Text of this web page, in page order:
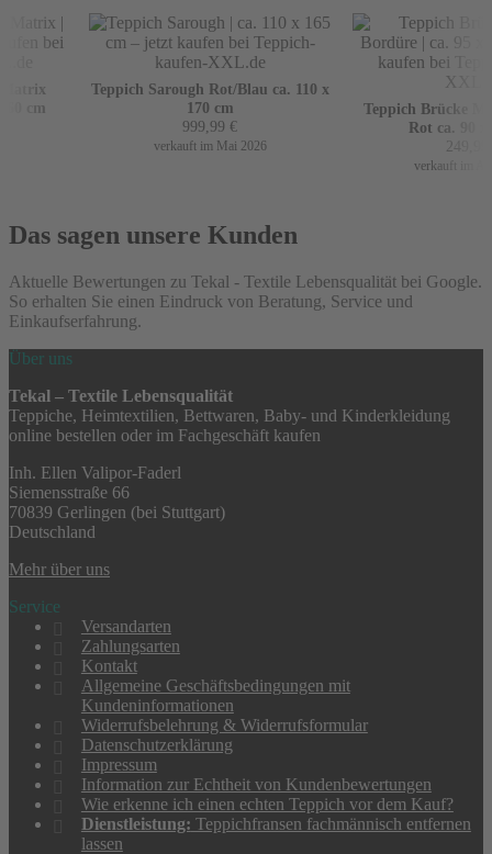
Teppich Sarough Rot/Blau ca. 110 x
170 cm
999,99€
verkauft im Mai 2026
Teppich Brücke
Rot ca. 90 x
249,99
verkauft im
Das sagen unsere Kunden
Aktuelle Bewertungen zu Tekal - Textile Lebensqualität bei Google.
So erhalten Sie einen Eindruck von Beratung, Service und
Einkaufserfahrung.
Über uns
Tekal – Textile Lebensqualität
Teppiche, Heimtextilien, Bettwaren, Baby- und Kinderkleidung
online bestellen oder im Fachgeschäft kaufen
Inh. Ellen Valipor-Faderl
Siemensstraße 66
70839 Gerlingen (bei Stuttgart)
Deutschland
Mehr über uns
Service
Versandarten
Zahlungsarten
Kontakt
Allgemeine Geschäftsbedingungen mit
Kundeninformationen
Widerrufsbelehrung & Widerrufsformular
Datenschutzerklärung
Impressum
Information zur Echtheit von Kundenbewertungen
Wie erkenne ich einen echten Teppich vor dem Kauf?
Dienstleistung: Teppichfransen fachmännisch entfernen
lassen